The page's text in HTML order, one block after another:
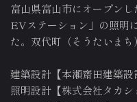
富山県富山市にオープン
EVステーション」の照明
た。双代町（そうたいまち
建築設計【本瀬齋田建築設
照明設計【株式会社タカシ